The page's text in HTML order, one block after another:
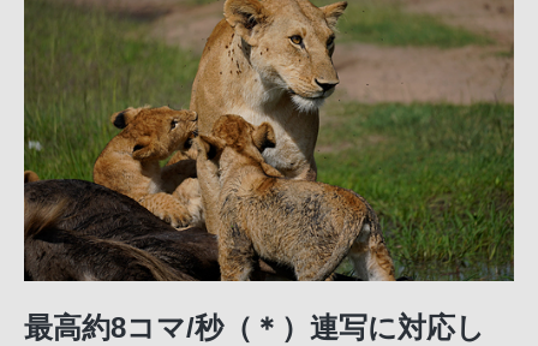
最高約8コマ/秒（＊）連写に対応し